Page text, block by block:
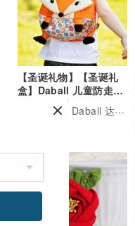
【圣诞礼物】【圣诞礼
盒】Daball 儿童防走失
背包 - 狐狸美国 Daball 达波：台湾总代理